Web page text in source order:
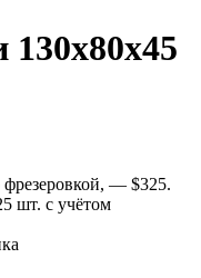
— $325.
шт. с учётом